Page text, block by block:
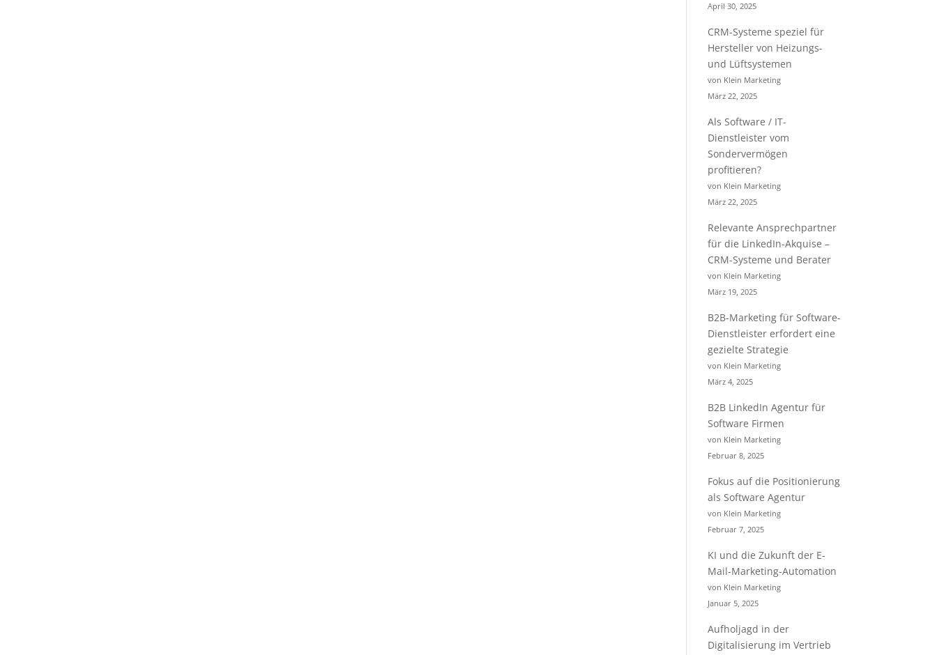
April 30, 2025
CRM-Systeme speziel für
Hersteller von Heizungs-
und Lüftsystemen
von Klein Marketing
März 22, 2025
Als Software / IT-
Dienstleister vom
Sondervermögen
profitieren?
von Klein Marketing
März 22, 2025
Relevante Ansprechpartner
für die LinkedIn-Akquise –
CRM-Systeme und Berater
von Klein Marketing
März 19, 2025
B2B-Marketing für Software-
Dienstleister erfordert eine
gezielte Strategie
von Klein Marketing
März 4, 2025
B2B LinkedIn Agentur für
Software Firmen
von Klein Marketing
Februar 8, 2025
Fokus auf die Positionierung
als Software Agentur
von Klein Marketing
Februar 7, 2025
KI und die Zukunft der E-
Mail-Marketing-Automation
von Klein Marketing
Januar 5, 2025
Aufholjagd in der
Digitalisierung im Vertrieb